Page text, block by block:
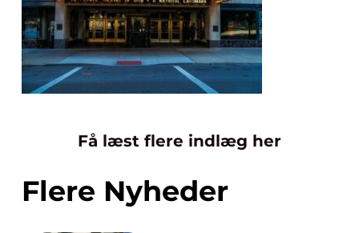
Få læst flere indlæg her
Flere Nyheder